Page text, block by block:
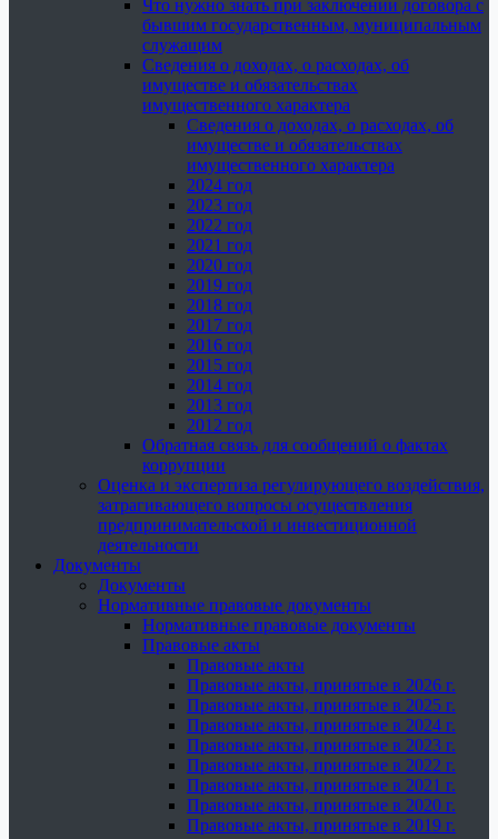
Что нужно знать при заключении договора с
бывшим государственным, муниципальным
служащим
Сведения о доходах, о расходах, об
имуществе и обязательствах
имущественного характера
Сведения о доходах, о расходах, об
имуществе и обязательствах
имущественного характера
2024 год
2023 год
2022 год
2021 год
2020 год
2019 год
2018 год
2017 год
2016 год
2015 год
2014 год
2013 год
2012 год
Обратная связь для сообщений о фактах
коррупции
Оценка и экспертиза регулирующего воздействия,
затрагивающего вопросы осуществления
предпринимательской и инвестиционной
деятельности
Документы
Документы
Нормативные правовые документы
Нормативные правовые документы
Правовые акты
Правовые акты
Правовые акты, принятые в 2026 г.
Правовые акты, принятые в 2025 г.
Правовые акты, принятые в 2024 г.
Правовые акты, принятые в 2023 г.
Правовые акты, принятые в 2022 г.
Правовые акты, принятые в 2021 г.
Правовые акты, принятые в 2020 г.
Правовые акты, принятые в 2019 г.